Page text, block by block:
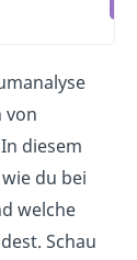
von
diesem
du bei
welche
Schau